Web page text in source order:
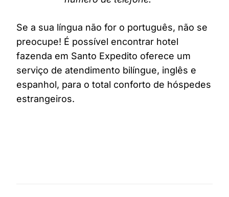
Se a sua língua não for o português, não se
preocupe! É possível encontrar hotel
fazenda em Santo Expedito oferece um
serviço de atendimento bilíngue, inglês e
espanhol, para o total conforto de hóspedes
estrangeiros.